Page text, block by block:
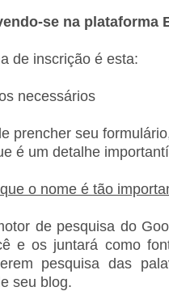
se na plataforma
de inscrição é esta:
necessários
prencher seu
é um detalhe
o nome é tão
de pesquisa do
e os juntará como
pesquisa das
seu blog.